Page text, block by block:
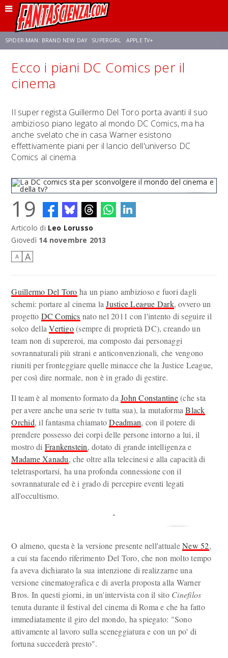
SPIDER-MAN: BRAND NEW DAY SUPERGIRL APPLE TV+
FRANCO RICCIARDIELLO ZENDAYA STAR TREK AVENGERS: DOOMSDAY
Ecco i piani DC Comics per il
cinema
Il super regista Guillermo Del Toro porta avanti il suo
ambizioso piano legato al mondo DC Comics, ma ha
anche svelato che in casa Warner esistono
effettivamente piani per il lancio dell'universo DC
Comics al cinema.
La DC comics sta per sconvolgere il mondo del cinema e della tv?
19
Articolo di Leo Lorusso
Giovedì 14 novembre 2013
A A
Guillermo Del Toro ha un piano ambizioso e fuori dagli
schemi: portare al cinema laJustice League Dark, ovvero un
progetto DC Comics nato nel 2011 con l'intento di seguire il
solco dellaVertigo(sempre di proprietà DC), creando un
team non di supereroi, ma composto dai personaggi
sovrannaturali più strani e anticonvenzionali, che vengono
riuniti per fronteggiare quelle minacce che la Justice League,
per così dire normale, non è in grado di gestire.
Il team è al momento formato daJohn Constantine(che sta
per avere anche una serie tv tutta sua), la mutaformaBlack
Orchid, il fantasma chiamatoDeadman, con il potere di
prendere possesso dei corpi delle persone intorno a lui, il
mostro di Frankenstein, dotato di grande intelligenza e
Madame Xanadu, che oltre alla telecinesi e alla capacità di
teletrasportarsi, ha una profonda connessione con il
sovrannaturale ed è i grado di percepire eventi legati
all'occultismo.
O almeno, questa è la versione presente nell'attualeNew 52,
a cui sta facendo riferimento Del Toro, che non molto tempo
fa aveva dichiarato la sua intenzione di realizzarne una
versione cinematografica e di averla proposta alla Warner
Bros. In questi giorni, in un'intervista con il sito Cinefilos
tenuta durante il festival del cinema di Roma e che ha fatto
immediatamente il giro del mondo, ha spiegato: "Sono
attivamente al lavoro sulla sceneggiatura e con un po' di
fortuna succederà presto".